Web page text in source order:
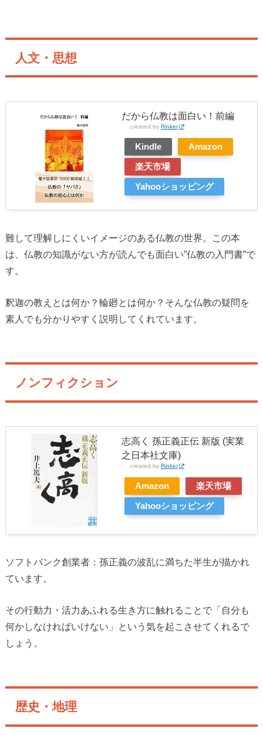
人文・思想
だから仏教は面白い！前編
created by Rinker
Kindle Amazon
楽天市場
Yahooショッピング
難して理解しにくいイメージのある仏教の世界。この本
は、仏教の知識がない方が読んでも面白い”仏教の入門書”で
す。
釈迦の教えとは何か？輪廻とは何か？そんな仏教の疑問を
素人でも分かりやすく説明してくれています。
ノンフィクション
志高く 孫正義正伝 新版 (実業
之日本社文庫)
created by Rinker
Amazon 楽天市場
Yahooショッピング
ソフトバンク創業者：孫正義の波乱に満ちた半生が描かれ
ています。
その行動力・活力あふれる生き方に触れることで「自分も
何かしなければいけない」という気を起こさせてくれるで
しょう。
歴史・地理